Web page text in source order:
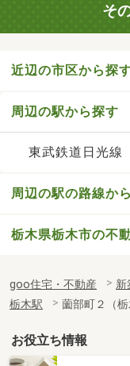
そ
近辺の市区から探
周辺の駅から探す
東武鉄道日光線
周辺の駅の路線か
栃木県栃木市の不
goo住宅・不動産 新
栃木駅
薗部町２（
お役立ち情報